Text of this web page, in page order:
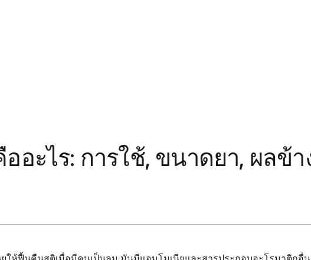
อะไร: การใช้, ขนาดยา, ผลข้า